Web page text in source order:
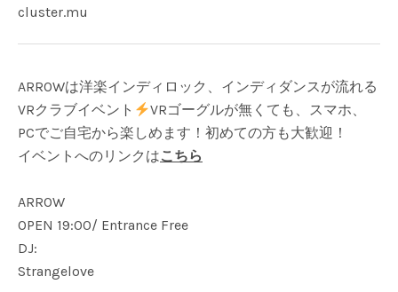
Address
Website:
cluster.mu
ARROWは洋楽インディロック、インディダンスが流れる
VRクラブイベント
VRゴーグルが無くても、スマホ、
PCでご自宅から楽しめます！初めての方も大歓迎！
イベントへのリンクはこちら
ARROW
OPEN 19:00/ Entrance Free
DJ:
Strangelove